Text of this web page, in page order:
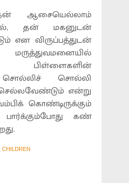
ஆசையெல்லாம்
தன் மகனுடன்
என விருப்பத்துடன்
மருத்துவமனையில்
பிள்ளைகளின்
சொல்லி
என்று
கொண்டிருக்கும்
கண்
CHILDREN